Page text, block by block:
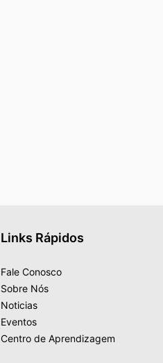
Links Rápidos
Fale Conosco
Sobre Nós
Noticias
Eventos
Centro de Aprendizagem